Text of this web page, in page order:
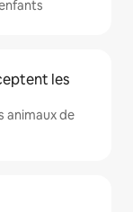
les
animaux de